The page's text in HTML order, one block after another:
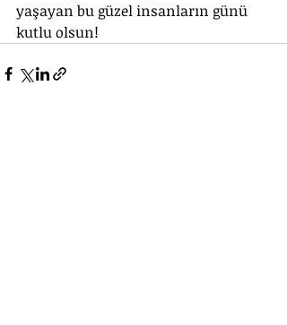
yaşayan bu güzel insanların günü
kutlu olsun!